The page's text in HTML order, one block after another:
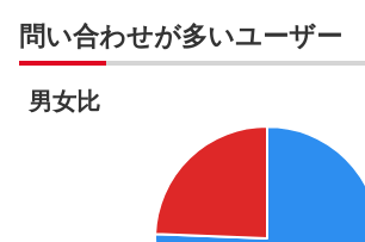
問い合わせが多いユーザー
男女比